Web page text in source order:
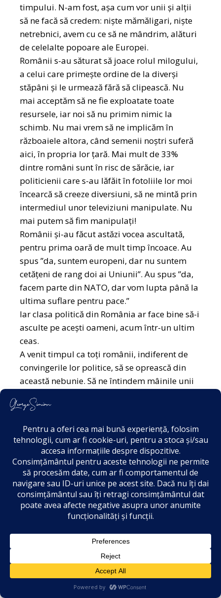
timpului. N-am fost, așa cum vor unii și alții
să ne facă să credem: niște mămăligari, niște
netrebnici, avem cu ce să ne mândrim, alături
de celelalte popoare ale Europei.
Românii s-au săturat să joace rolul milogului,
a celui care primește ordine de la diverși
stăpâni și le urmează fără să clipească. Nu
mai acceptăm să ne fie exploatate toate
resursele, iar noi să nu primim nimic la
schimb. Nu mai vrem să ne implicăm în
războaiele altora, când semenii noștri suferă
aici, în propria lor țară. Mai mult de 33%
dintre români sunt în risc de sărăcie, iar
politicienii care s-au lăfăit în fotoliile lor moi
încearcă să creeze diversiuni, să ne mintă prin
intermediul unor televiziuni manipulate. Nu
mai putem să fim manipulați!
Românii și-au făcut astăzi vocea ascultată,
pentru prima oară de mult timp încoace. Au
spus ”da, suntem europeni, dar nu suntem
cetățeni de rang doi ai Uniunii”. Au spus ”da,
facem parte din NATO, dar vom lupta până la
ultima suflare pentru pace.”
Iar clasa politică din România ar face bine să-i
asculte pe acești oameni, acum într-un ultim
ceas.
A venit timpul ca toți românii, indiferent de
convingerile lor politice, să se oprească din
această nebunie. Să ne întindem mâinile unii
puterea de a fi nou frați. Este timpul să
dezbinați. Să nu îi mai lăsăm pe acești
parveniți să ne controleze destinele ca niște
păpușari ai întunericului.
Dragi români, viitorul nostru nu este al urii, ci
al speranței. Nu este al dezbinării, ci al
unității. Astăzi, trebuie să fim mai uniți ca
niciodată. Să ne uităm în ochii copiilor noștri și
țară liberă și dreaptă.
Și mai am foarte mult de vorbit, pentru că
vocea noastră nu s-a auzit în toți acești patru
ani în care ați crezut că ne marginalizați, că ne
izolați, că ne puneți într-un colt și că îi păcăliți
8